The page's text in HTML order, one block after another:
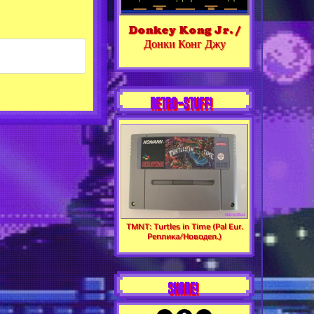
Donkey Kong Jr. /
Донки Конг Джу
RETRO-STUFF!
TMNT: Turtles in Time (Pal Eur.
Реплика/Новодел.)
SHARE!